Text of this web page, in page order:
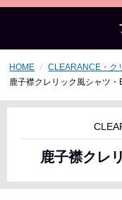
HOME
CLEARANCE・ク
鹿子襟クレリック風シャツ・
鹿子襟クレ